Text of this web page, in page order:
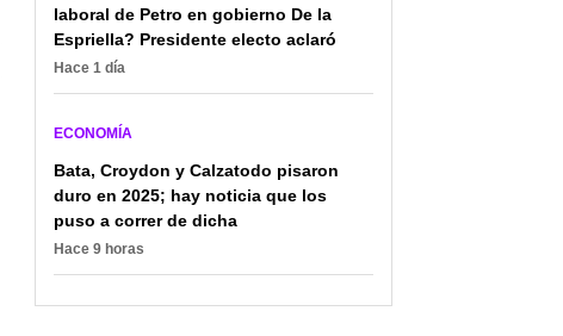
laboral de Petro en gobierno De la
Espriella? Presidente electo aclaró
Hace 1 día
ECONOMÍA
Bata, Croydon y Calzatodo pisaron
duro en 2025; hay noticia que los
puso a correr de dicha
Hace 9 horas